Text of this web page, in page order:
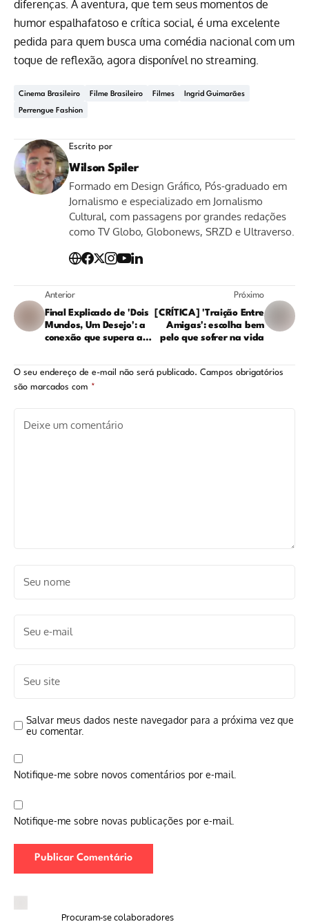
diferenças. A aventura, que tem seus momentos de
humor espalhafatoso e crítica social, é uma excelente
pedida para quem busca uma comédia nacional com um
toque de reflexão, agora disponível no streaming.
Cinema Brasileiro Filme Brasileiro Filmes Ingrid Guimarães
Perrengue Fashion
Escrito por
Wilson Spiler
Formado em Design Gráfico, Pós-graduado em
Jornalismo e especializado em Jornalismo
Cultural, com passagens por grandes redações
como TV Globo, Globonews, SRZD e Ultraverso.
Anterior
Final Explicado de 'Dois
Mundos, Um Desejo': a
conexão que supera a
Próximo
[CRÍTICA] 'Traição Entre
Amigas': escolha bem
pelo que sofrer na vida
O seu endereço de e-mail não será publicado. Campos obrigatórios
são marcados com *
Salvar meus dados neste navegador para a próxima vez que
eu comentar.
Notifique-me sobre novos comentários por e-mail.
Notifique-me sobre novas publicações por e-mail.
Procuram-se colaboradores